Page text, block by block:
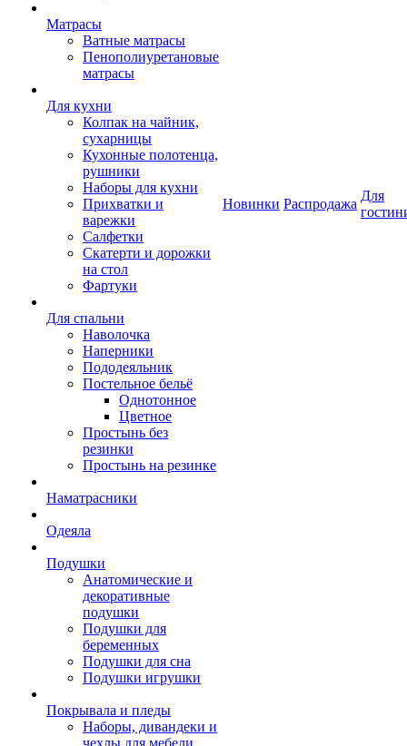
Матрасы
Ватные матрасы
Пенополиуретановые
матрасы
Для кухни
Колпак на чайник,
сухарницы
Кухонные полотенца,
рушники
Наборы для кухни
Прихватки и
варежки
Салфетки
Скатерти и дорожки
на стол
Фартуки
Для спальни
Наволочка
Наперники
Пододеяльник
Постельное бельё
Однотонное
Цветное
Простынь без
резинки
Простынь на резинке
Наматрасники
Одеяла
Подушки
Анатомические и
декоративные
подушки
Подушки для
беременных
Подушки для сна
Подушки игрушки
Покрывала и пледы
Наборы, дивандеки и
чехлы для мебели
Новинки Распродажа
Для